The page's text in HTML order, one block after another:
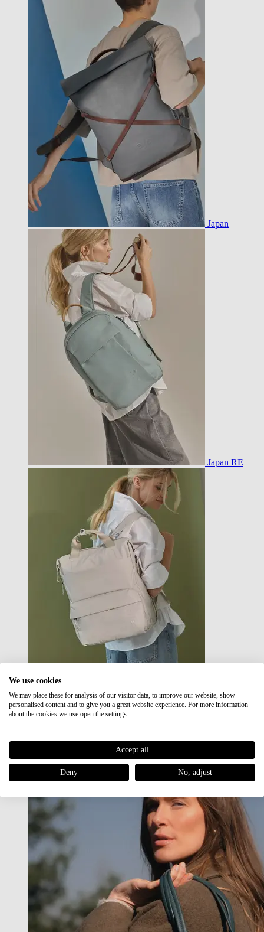
Japan
Japan RE
Japan RE lite
Sale
We use cookies
We may place these for analysis of our visitor data, to improve our website, show
personalised content and to give you a great website experience. For more information
about the cookies we use open the settings.
Accept all
Deny No, adjust